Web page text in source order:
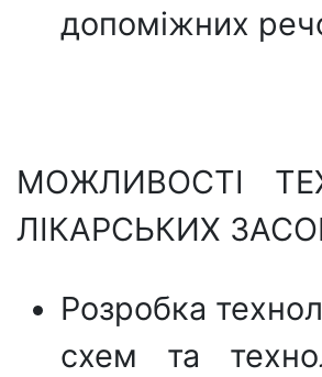
допоміжних
МОЖЛИВОСТІ
ЛІКАРСЬКИХ
Розробка
схем та